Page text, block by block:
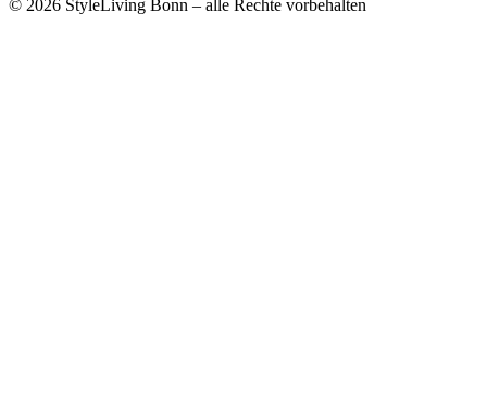
© 2026 StyleLiving Bonn – alle Rechte vorbehalten